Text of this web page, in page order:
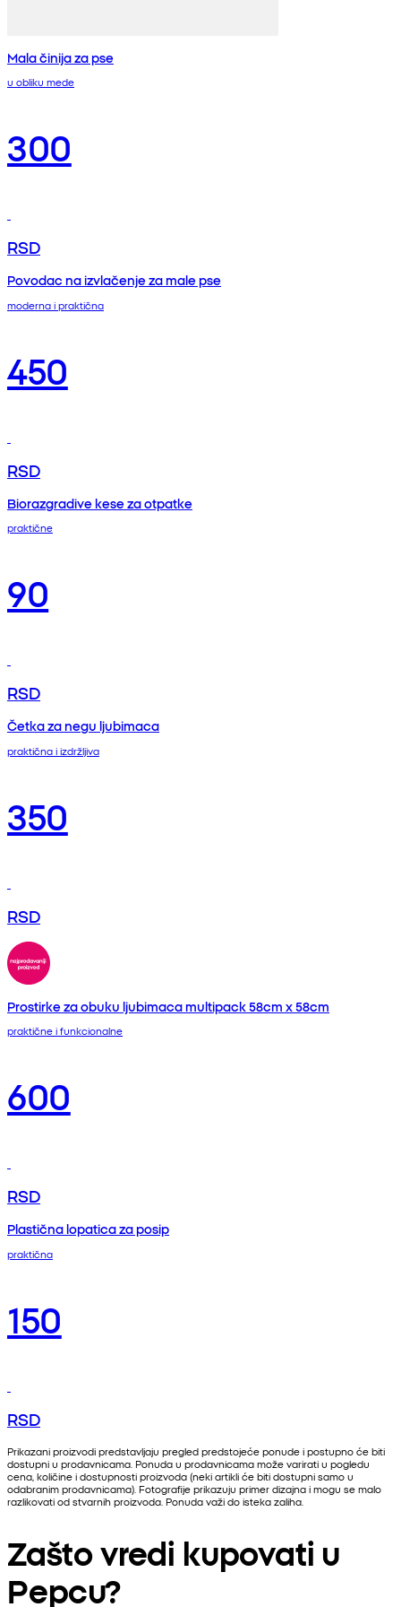
Mala činija za pse
u obliku mede
300
RSD
Povodac na izvlačenje za male pse
moderna i praktična
450
RSD
Biorazgradive kese za otpatke
praktične
90
RSD
Četka za negu ljubimaca
praktična i izdržljiva
350
RSD
Prostirke za obuku ljubimaca multipack 58cm x 58cm
praktične i funkcionalne
600
RSD
Plastična lopatica za posip
praktična
150
RSD
Prikazani proizvodi predstavljaju pregled predstojeće ponude i postupno će biti
dostupni u prodavnicama. Ponuda u prodavnicama može varirati u pogledu
cena, količine i dostupnosti proizvoda (neki artikli će biti dostupni samo u
odabranim prodavnicama). Fotografije prikazuju primer dizajna i mogu se malo
razlikovati od stvarnih proizvoda. Ponuda važi do isteka zaliha.
Zašto vredi kupovati u
Pepcu?